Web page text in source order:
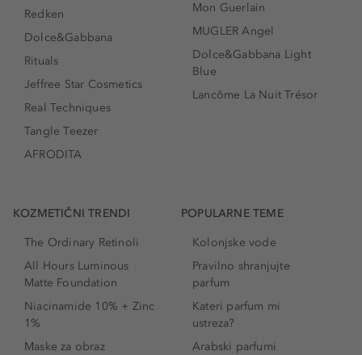
Redken
Dolce&Gabbana
Rituals
Jeffree Star Cosmetics
Real Techniques
Tangle Teezer
AFRODITA
Mon Guerlain
MUGLER Angel
Dolce&Gabbana Light
Blue
Lancôme La Nuit Trésor
KOZMETIČNI TRENDI
The Ordinary Retinoli
All Hours Luminous
Matte Foundation
Niacinamide 10% + Zinc
1%
Maske za obraz
POPULARNE TEME
Kolonjske vode
Pravilno shranjujte
parfum
Kateri parfum mi
ustreza?
Arabski parfumi